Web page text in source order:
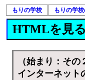
もりの学校 もりの学
HTMLを見
（始まり：その
インターネット